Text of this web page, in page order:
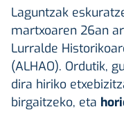
Laguntzak
martxoaren 26an
Lurralde
(ALHAO). Ordutik,
dira hiriko
birgaitzeko, eta